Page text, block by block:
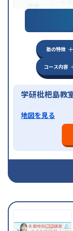
ラ
塾の特徴
コース内容
学研枇杷島教
地図を見る